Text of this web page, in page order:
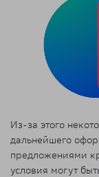
Из-за этого
дальнейшего
предложениями
условия могут